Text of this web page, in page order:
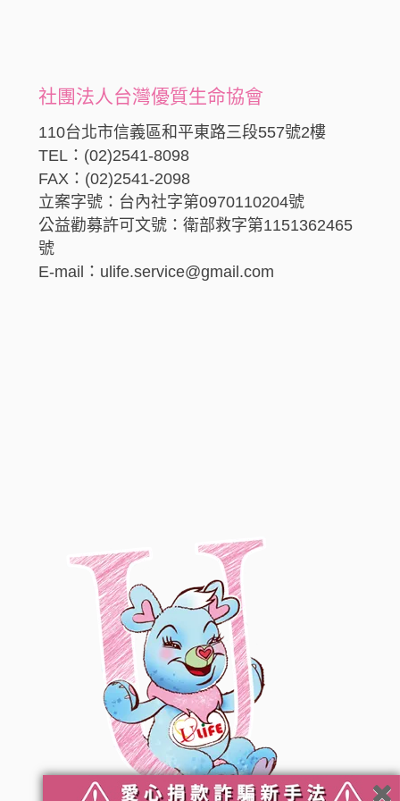
社團法人台灣優質生命協會
110台北市信義區和平東路三段557號2樓
TEL：(02)2541-8098
FAX：(02)2541-2098
立案字號：台內社字第0970110204號
公益勸募許可文號：衛部救字第1151362465
號
E-mail：ulife.service@gmail.com